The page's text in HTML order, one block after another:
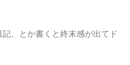
記、とか書くと終末感が出てド